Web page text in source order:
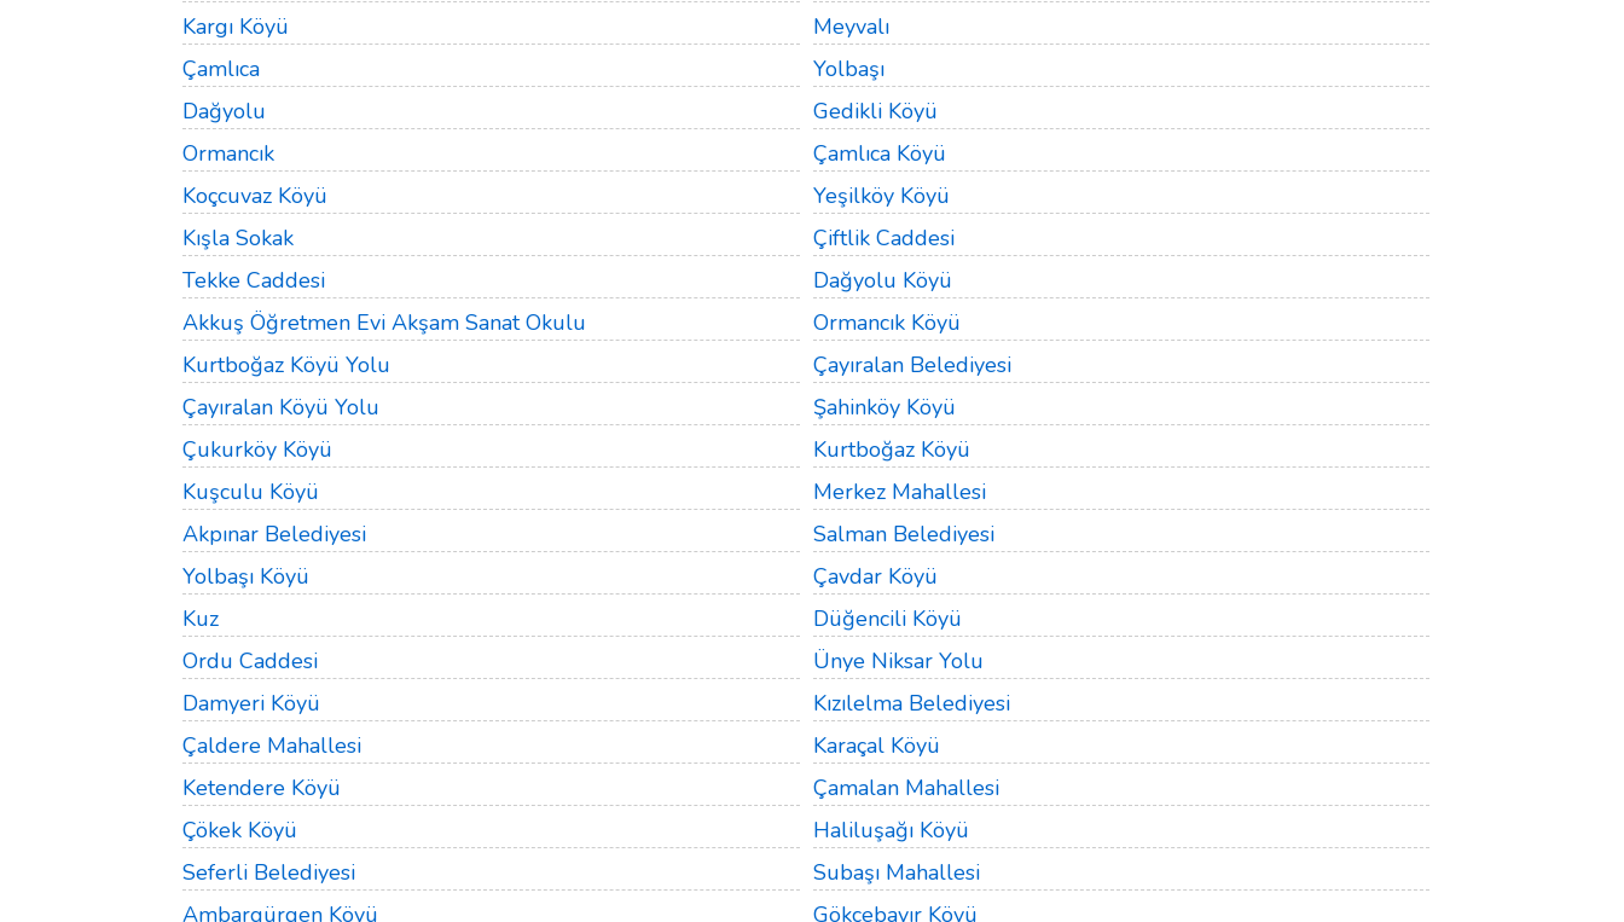
Kargı Köyü
Meyvalı
Çamlıca
Yolbaşı
Dağyolu
Gedikli Köyü
Ormancık
Çamlıca Köyü
Koçcuvaz Köyü
Yeşilköy Köyü
Kışla Sokak
Çiftlik Caddesi
Tekke Caddesi
Dağyolu Köyü
Akkuş Öğretmen Evi Akşam Sanat Okulu
Ormancık Köyü
Kurtboğaz Köyü Yolu
Çayıralan Belediyesi
Çayıralan Köyü Yolu
Şahinköy Köyü
Çukurköy Köyü
Kurtboğaz Köyü
Kuşculu Köyü
Merkez Mahallesi
Akpınar Belediyesi
Salman Belediyesi
Yolbaşı Köyü
Çavdar Köyü
Kuz
Düğencili Köyü
Ordu Caddesi
Ünye Niksar Yolu
Damyeri Köyü
Kızılelma Belediyesi
Çaldere Mahallesi
Karaçal Köyü
Ketendere Köyü
Çamalan Mahallesi
Çökek Köyü
Haliluşağı Köyü
Seferli Belediyesi
Subaşı Mahallesi
Ambargürgen Köyü
Gökçebayır Köyü